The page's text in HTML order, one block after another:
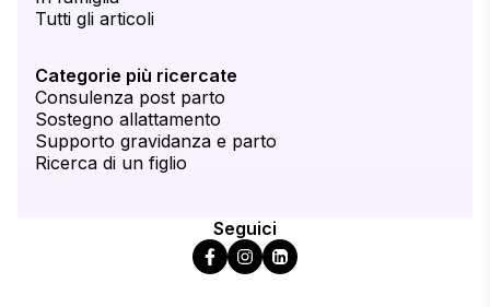
Tutti gli articoli
Categorie più ricercate
Consulenza post parto
Sostegno allattamento
Supporto gravidanza e parto
Ricerca di un figlio
Seguici